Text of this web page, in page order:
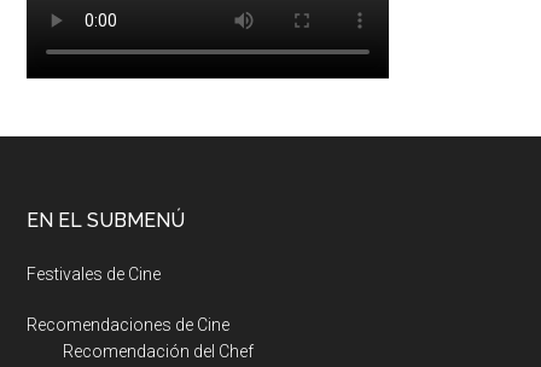
EN EL SUBMENÚ
Festivales de Cine
Recomendaciones de Cine
Recomendación del Chef